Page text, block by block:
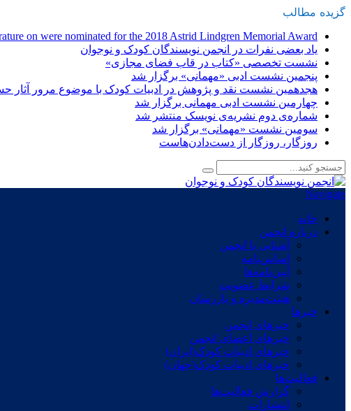
گزیده مطالب
on were nominated for the 2018 Astrid Lindgren Memorial Award
یاد بعضی نفرات در انجمن نویسندگان کودک و نوجوان
نشست تخصصی «کتاب در قاب فضای مجازی»
پنجمین نشست ادبی «مهمانی» برگزار شد
هجدهمین نشست نقد و پژوهش در ادبیات کودک با موضوع مرور آثار
چهارمین نشست ادبی مهمانی برگزار شد
شماره‌ی دوم نشریه‌ی نویسک منتشر شد
سومین نشست «مهمانی» برگزار شد
روزگار، روزگار از دست‌دادن‌هاست
Navigate
خانه
درباره انجمن
آشنایی با انجمن
اساس‌نامه
آیین‌نامه‌ها
شرایط عضویت
هیئت‌مدیره و بازرسان
خبرها
خبرهای انجمن
خبرهای اعضای انجمن
خبرهای ادبیات کودک(ایران)
خبرهای ادبیات کودک(جهان)
فعالیت‌ها
گزارش فعالیت‌ها
انتشارات